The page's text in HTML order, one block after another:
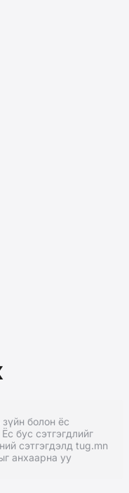
болон ёс
бус сэтгэгдлийг
сэтгэгдэлд tug.mn
анхаарна уу